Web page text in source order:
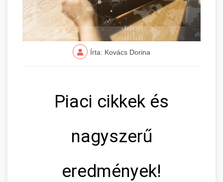
Írta: Kovács Dorina
Piaci cikkek és
nagyszerű
eredmények!